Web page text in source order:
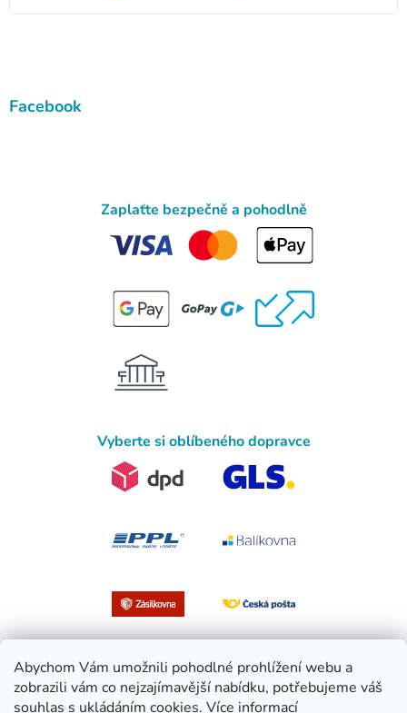
Abychom Vám umožnili pohodlné prohlížení webu a
zobrazili vám co nejzajímavější nabídku, potřebujeme váš
souhlas s ukládáním cookies. Více informací
Facebook
Zaplaťte bezpečně a pohodlně
Vyberte si oblíbeného dopravce